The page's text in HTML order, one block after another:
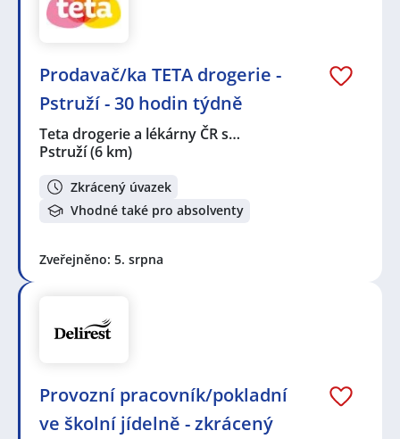
Prodavač/ka TETA drogerie -
Pstruží - 30 hodin týdně
Teta drogerie a lékárny ČR s…
Pstruží(6 km)
Zkrácený úvazek
Vhodné také pro absolventy
Zveřejněno: 5. srpna
Provozní pracovník/pokladní
ve školní jídelně - zkrácený